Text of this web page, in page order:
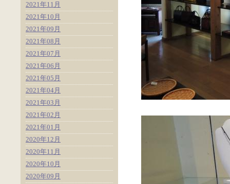
2021年11月
2021年10月
2021年09月
2021年08月
2021年07月
2021年06月
2021年05月
2021年04月
2021年03月
2021年02月
2021年01月
2020年12月
2020年11月
2020年10月
2020年09月